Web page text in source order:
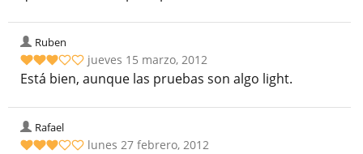
Ruben
jueves 15 marzo, 2012
Está bien, aunque las pruebas son algo light.
Rafael
lunes 27 febrero, 2012